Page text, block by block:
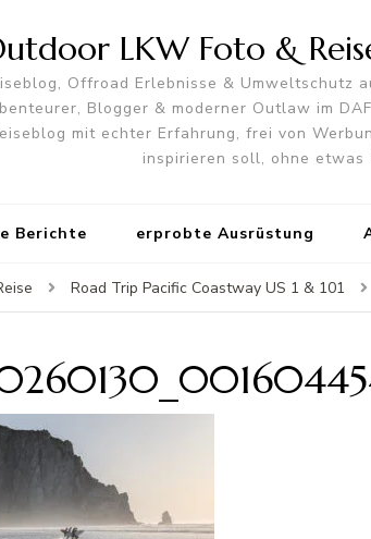
LKW Foto &
Offroad Erlebnisse & Umweltschutz
Blogger & moderner Outlaw im
mit echter Erfahrung, frei von
inspirieren soll, ohne etwas
Berichte erprobte Ausrüstung
Road Trip Pacific Coastway US 1 & 101